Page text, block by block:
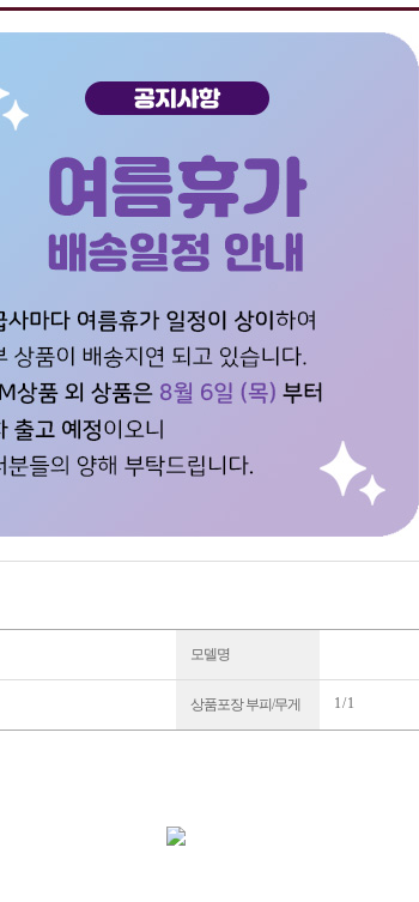
모델명
상품포장 부피/무게 1 / 1